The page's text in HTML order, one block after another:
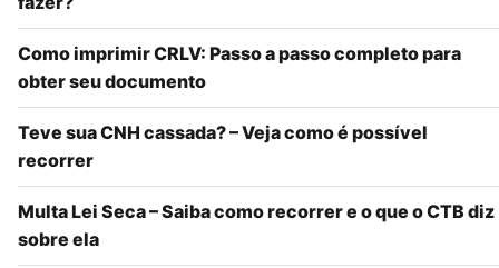
Como imprimir CRLV: Passo a passo completo para
obter seu documento
Teve sua CNH cassada? – Veja como é possível
recorrer
Multa Lei Seca – Saiba como recorrer e o que o CTB diz
sobre ela